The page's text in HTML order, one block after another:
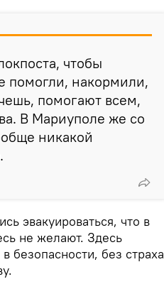
чтобы
помогли, накормили,
помогают всем,
В Мариуполе же со
никакой
эвакуироваться, что в
не желают. Здесь
безопасности, без страха